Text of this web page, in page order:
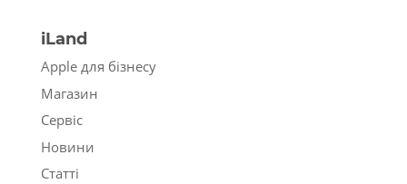
iLand
Apple для бізнесу
Магазин
Сервіс
Новини
Статті